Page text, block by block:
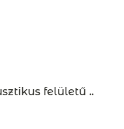
felületű ..